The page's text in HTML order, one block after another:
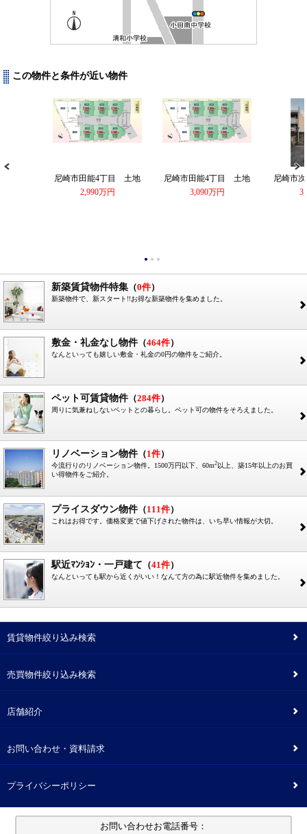
この物件と条件が近い物件
尼崎市田能4丁目 土地
2,990万円
尼崎市田能4丁目 土地
3,090万円
尼崎市
● ● ●
新築賃貸物件特集 （0件）
新築物件で、新スタート!!お得な新築物件を集めました。
2
敷金・礼金なし物件（464件）
なんといっても嬉しい敷金・礼金の0円の物件をご紹介。
2
ペット可賃貸物件（284件）
周りに気兼ねしないペットとの暮らし。ペット可の物件をそろえました。
2
リノベーション物件（1件）
今流行りのリノベーション物件。1500万円以下、60m2 以上、築15年以上のお買
い得物件をご紹介。
2
プライスダウン物件（111件）
これはお得です。価格変更で値下げされた物件は、いち早い情報が大切。
2
駅近ﾏﾝｼｮﾝ・一戸建て （41件）
なんといっても駅から近くがいい！なんて方の為に駅近物件を集めました。
2
賃貸物件絞り込み検索 2
売買物件絞り込み検索 2
店舗紹介 2
お問い合わせ・資料請求 2
プライバシーポリシー 2
お問い合わせお電話番号：